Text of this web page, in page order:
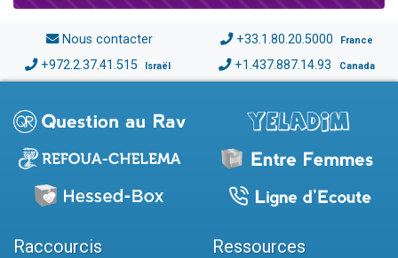
Nous contacter +33.1.80.20.5000 France
+972.2.37.41.515 Israël +1.437.887.14.93 Canada
Raccourcis Ressources